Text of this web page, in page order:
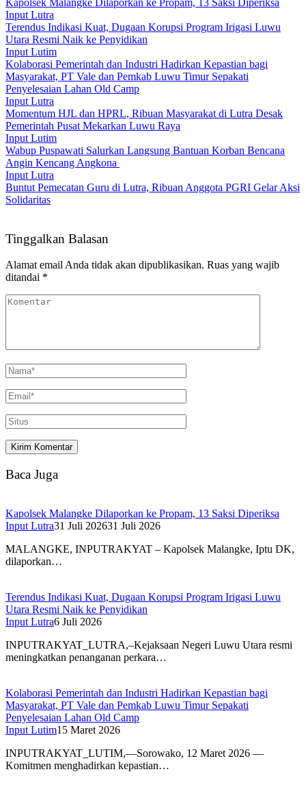
Input Lutra
Terendus Indikasi Kuat, Dugaan Korupsi Program Irigasi Luwu
Utara Resmi Naik ke Penyidikan
Input Lutim
Kolaborasi Pemerintah dan Industri Hadirkan Kepastian bagi
Masyarakat, PT Vale dan Pemkab Luwu Timur Sepakati
Penyelesaian Lahan Old Camp
Input Lutra
Momentum HJL dan HPRL, Ribuan Masyarakat di Lutra Desak
Pemerintah Pusat Mekarkan Luwu Raya
Input Lutim
Wabup Puspawati Salurkan Langsung Bantuan Korban Bencana
Angin Kencang Angkona ‎
Input Lutra
Buntut Pemecatan Guru di Lutra, Ribuan Anggota PGRI Gelar Aksi
Solidaritas
Tinggalkan Balasan
Alamat email Anda tidak akan dipublikasikan. Ruas yang wajib
ditandai *
Baca Juga
Kapolsek Malangke Dilaporkan ke Propam, 13 Saksi Diperiksa
Input Lutra31 Juli 202631 Juli 2026
MALANGKE, INPUTRAKYAT – Kapolsek Malangke, Iptu DK,
dilaporkan…
Terendus Indikasi Kuat, Dugaan Korupsi Program Irigasi Luwu
Utara Resmi Naik ke Penyidikan
Input Lutra6 Juli 2026
INPUTRAKYAT_LUTRA,–Kejaksaan Negeri Luwu Utara resmi
meningkatkan penanganan perkara…
Kolaborasi Pemerintah dan Industri Hadirkan Kepastian bagi
Masyarakat, PT Vale dan Pemkab Luwu Timur Sepakati
Penyelesaian Lahan Old Camp
Input Lutim15 Maret 2026
INPUTRAKYAT_LUTIM,—Sorowako, 12 Maret 2026 —
Komitmen menghadirkan kepastian…